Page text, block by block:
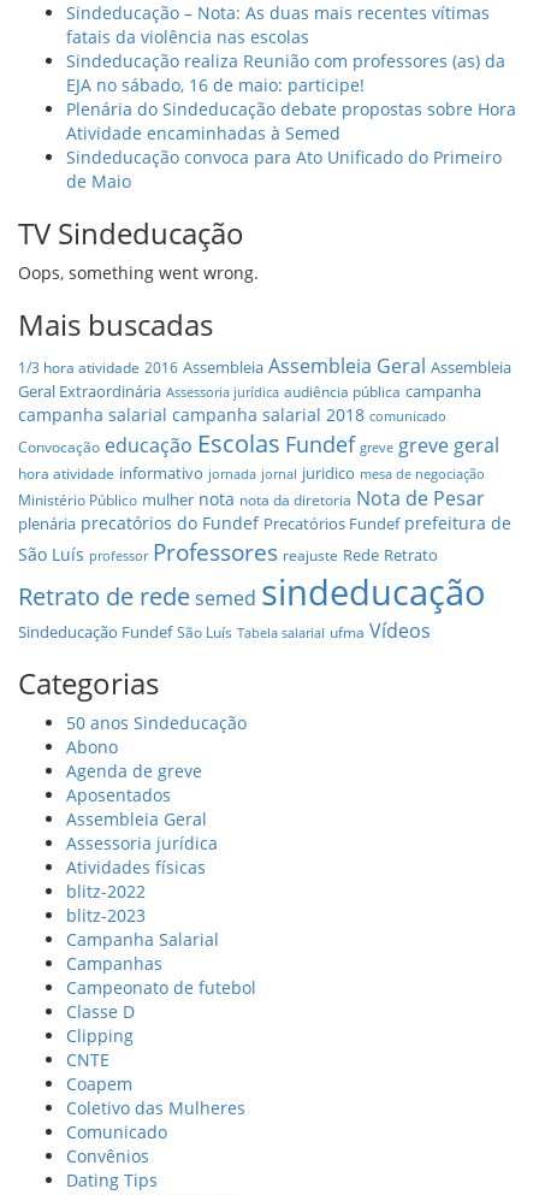
Sindeducação – Nota: As duas mais recentes vítimas
fatais da violência nas escolas
Sindeducação realiza Reunião com professores (as) da
EJA no sábado, 16 de maio: participe!
Plenária do Sindeducação debate propostas sobre Hora
Atividade encaminhadas à Semed
Sindeducação convoca para Ato Unificado do Primeiro
de Maio
TV Sindeducação
Oops, something went wrong.
Mais buscadas
1/3 hora atividade 2016 Assembleia Assembleia Geral Assembleia
Geral Extraordinária Assessoria jurídica audiência pública campanha
campanha salarial campanha salarial 2018 comunicado
Convocação educação Escolas Fundef greve greve geral
hora atividade informativo jornada jornal juridico mesa de negociação
Ministério Público mulher nota nota da diretoria Nota de Pesar
plenária precatórios do Fundef Precatórios Fundef prefeitura de
São Luís professor Professores reajuste Rede Retrato
Retrato de redesemed sindeducação
Sindeducação Fundef São Luís Tabela salarial ufma Vídeos
Categorias
50 anos Sindeducação
Abono
Agenda de greve
Aposentados
Assembleia Geral
Assessoria jurídica
Atividades físicas
blitz-2022
blitz-2023
Campanha Salarial
Campanhas
Campeonato de futebol
Classe D
Clipping
CNTE
Coapem
Coletivo das Mulheres
Comunicado
Convênios
Dating Tips